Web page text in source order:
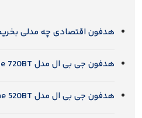
هدفون اقتصادی چه مدلی
هدفون جی بی ال مدل Tune 720BT
هدفون جی بی ال مدل Tune 520BT